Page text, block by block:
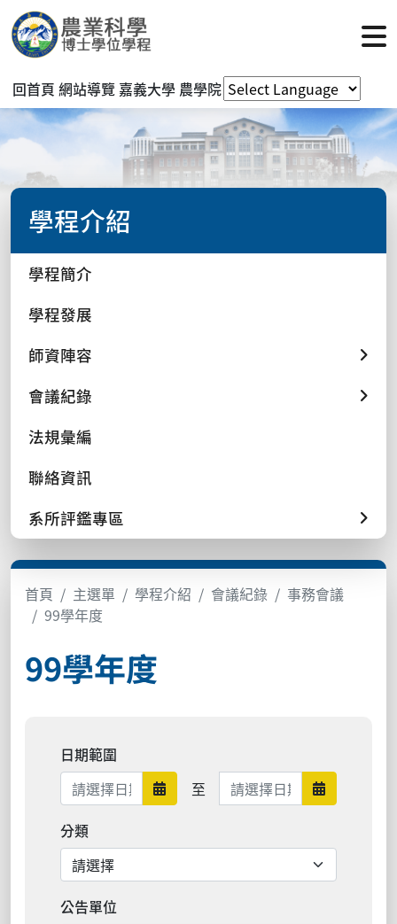
回首頁 網站導覽 嘉義大學 農學院
學程介紹
學程簡介
學程發展
師資陣容
會議紀錄
法規彙編
聯絡資訊
系所評鑑專區
首頁 主選單 學程介紹 會議紀錄
事務會議
99學年度
99學年度
日期範圍
日期範圍開始
至 日期範圍結束 日期範圍
分類
公告單位